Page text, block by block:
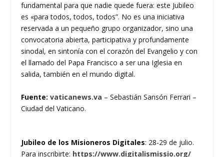
fundamental para que nadie quede fuera: este Jubileo
es «para todos, todos, todos”. No es una iniciativa
reservada a un pequeño grupo organizador, sino una
convocatoria abierta, participativa y profundamente
sinodal, en sintonía con el corazón del Evangelio y con
el llamado del Papa Francisco a ser una Iglesia en
salida, también en el mundo digital.
Fuente:vaticanews.va – Sebastián Sansón Ferrari –
Ciudad del Vaticano.
Jubileo de los Misioneros Digitales: 28-29 de julio.
Para inscribirte: https://www.digitalismissio.org/